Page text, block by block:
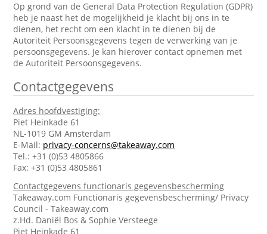
Op grond van de General Data Protection Regulation (GDPR)
heb je naast het de mogelijkheid je klacht bij ons in te
dienen, het recht om een klacht in te dienen bij de
Autoriteit Persoonsgegevens tegen de verwerking van je
persoonsgegevens. Je kan hierover contact opnemen met
de Autoriteit Persoonsgegevens.
Contactgegevens
Adres hoofdvestiging:
Piet Heinkade 61
NL-1019 GM Amsterdam
E-Mail: privacy-concerns@takeaway.com
Tel.: +31 (0)53 4805866
Fax: +31 (0)53 4805861
Contactgegevens functionaris gegevensbescherming
Takeaway.com Functionaris gegevensbescherming/ Privacy
Council - Takeaway.com
z.Hd. Daniël Bos & Sophie Versteege
Piet Heinkade 61